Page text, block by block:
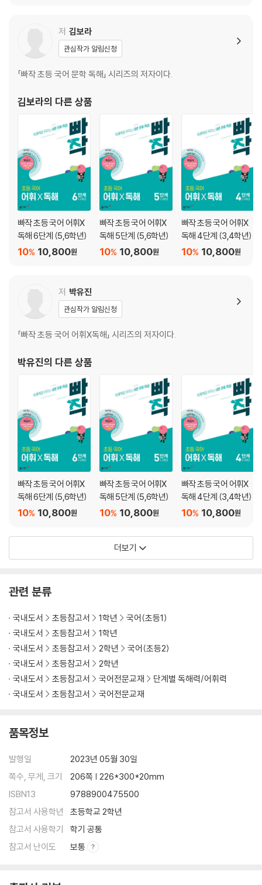
07 벼 이삭은 익을수록 고개를 숙인다 | 생활문·벼 이삭은 익을수록 고개
어휘 _관용어
01 꼬리가 길다 | 설명하는 글·‘꼬리가 길다’의 두 가지 뜻
02 머리를 굴리다 | 설명하는 글·머리를 굴린 까마귀
03 손꼽아 기다리다 | 설명하는 글·손꼽아 기다려요
04 코가 납작해지다 | 설명하는 글·코가 납작해진 토끼
01 흉내 내는 말과 꾸며 주는 말
02 높임 표현
03 쌍받침과 겹받침
04 띄어쓰기
저 김보라
관심작가 알림신청
「빠작 초등 국어 문학 독해」 시리즈의 저자이다.
김보라의 다른 상품
빠작 초등 국어 어휘X
독해 6단계 (5,6학년)
10,800원
10%
빠작 초등 국어 어휘X
독해 5단계 (5,6학년)
10,800원
10%
빠작 초등 국어 어휘X
독해 4단계 (3,4학년)
10,800원
10%
저 박유진
관심작가 알림신청
「빠작 초등 국어 어휘X독해」 시리즈의 저자이다.
박유진의 다른 상품
빠작 초등 국어 어휘X
독해 6단계 (5,6학년)
10,800원
10%
빠작 초등 국어 어휘X
독해 5단계 (5,6학년)
10,800원
10%
빠작 초등 국어 어휘X
독해 4단계 (3,4학년)
10,800원
10%
더보기
관련 분류
국내도서 초등참고서 1학년
국어(초등1)
국내도서
초등참고서
1학년
국내도서
초등참고서 2학년
국어(초등2)
국내도서
초등참고서
2학년
국내도서
초등참고서 국어전문교재
단계별 독해력/어휘력
국내도서
초등참고서 국어전문교재
품목정보
발행일
2023년 05월 30일
쪽수, 무게, 크기
206쪽 | 226*300*20mm
ISBN13
9788900475500
참고서 사용학년
초등학교 2학년
참고서 사용학기
학기 공통
참고서 난이도
보통